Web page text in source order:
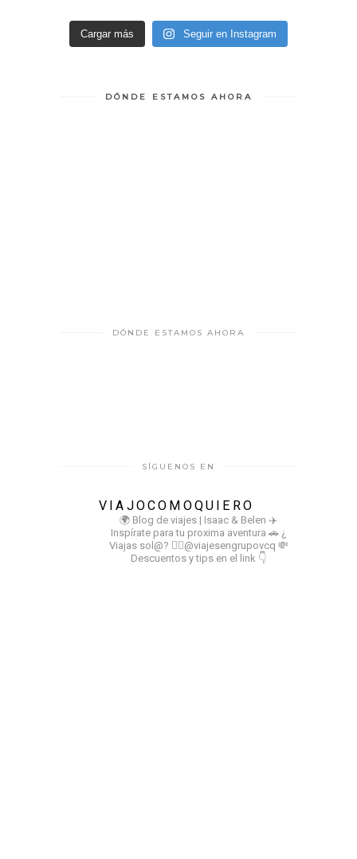
Cargar más Seguir en Instagram
DÓNDE ESTAMOS AHORA
DÓNDE ESTAMOS AHORA
SÍGUENOS EN
VIAJOCOMOQUIERO
🌍 Blog de viajes | Isaac & Belen ✈️
Inspírate para tu proxima aventura 🚗 ¿
Viajas sol@? 👉🏻@viajesengrupovcq 💸
Descuentos y tips en el link 👇